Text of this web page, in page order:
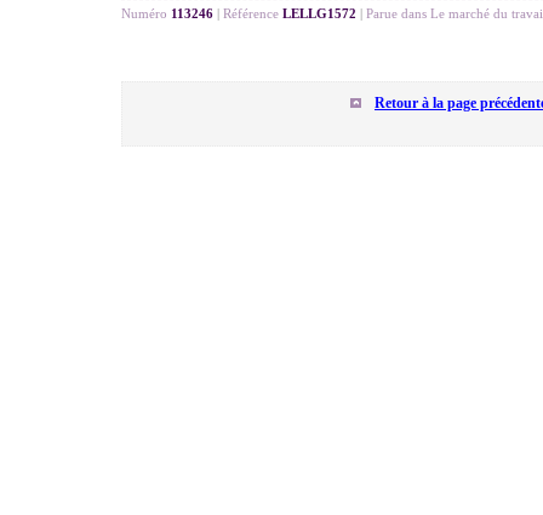
Numéro 113246 | Référence LELLG1572 | Parue dans Le marché du
Retour à la page